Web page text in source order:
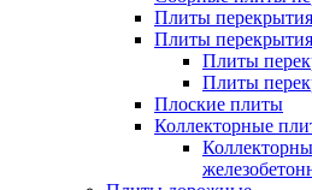
Плиты
Плиты
Плиты
Плиты
Плоские плиты
Коллекторные